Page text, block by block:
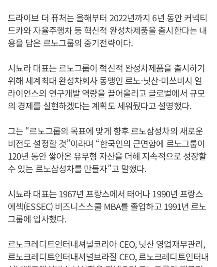
드라이브 더 퓨처는 올해부터 2022년까지 6년 동안 커넥티
드카와 자율주행차 등 혁신적 완성차제품을 출시한다는 내
용을 담은 르노그룹의 중기전략이다.
시뇨라 대표는 르노그룹이 혁신적 완성차제품을 출시하기
위해 세계최대 완성차회사 동맹인 르노-닛산-미쓰비시 얼
라이언스의 연구개발 역량을 끌어올리고 글로벌에서 규모
의 경제를 실현하겠다는 계획도 세워뒀다고 설명했다.
그는 “르노그룹의 목표에 맞게 향후 르노삼성차의 새로운
비전도 설정할 것”이라며 “한국인의 근면함에 르노그룹이
120년 동안 쌓아온 유무형 자산을 더해 지속적으로 성장할
수 있는 르노삼성차를 만들자”고 말했다.
시뇨라 대표는 1967년 프랑스에서 태어나 1990년 프랑스
에섹(ESSEC) 비즈니스스쿨 MBA를 졸업하고 1991년 르노
그룹에 입사했다.
르노크레디트인터내셔널코리아 CEO, 닛산 영업재무관리,
르노크레디트인터내셔널브라질 CEO, 르노크레디트인터내